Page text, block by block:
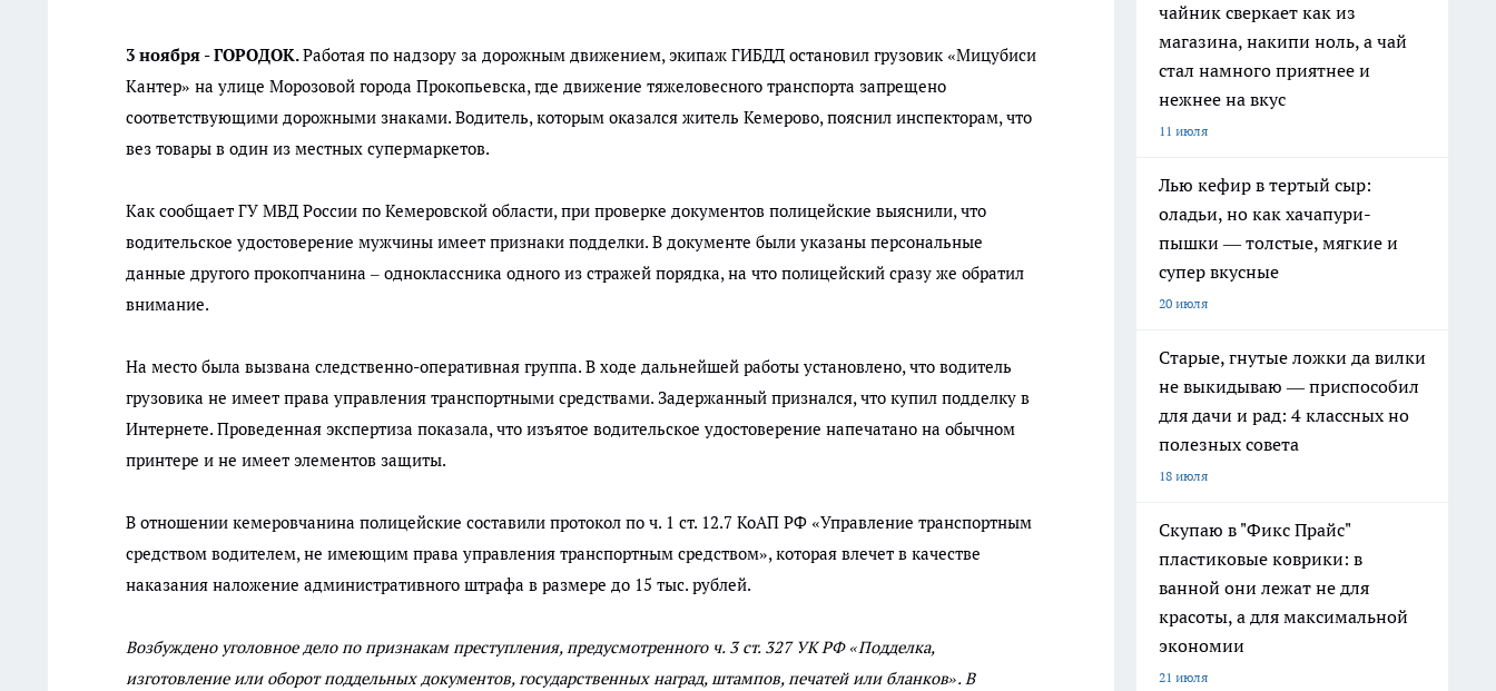
3 ноября - ГОРОДОК.Работая по надзору за дорожным движением, экипаж ГИБДД остановил грузовик «Мицубиси
Кантер» на улице Морозовой города Прокопьевска, где движение тяжеловесного транспорта запрещено
соответствующими дорожными знаками. Водитель, которым оказался житель Кемерово, пояснил инспекторам, что
вез товары в один из местных супермаркетов.
Как сообщает ГУ МВД России по Кемеровской области, при проверке документов полицейские выяснили, что
водительское удостоверение мужчины имеет признаки подделки. В документе были указаны персональные
данные другого прокопчанина – одноклассника одного из стражей порядка, на что полицейский сразу же обратил
внимание.
На место была вызвана следственно-оперативная группа. В ходе дальнейшей работы установлено, что водитель
грузовика не имеет права управления транспортными средствами. Задержанный признался, что купил подделку в
Интернете. Проведенная экспертиза показала, что изъятое водительское удостоверение напечатано на обычном
принтере и не имеет элементов защиты.
В отношении кемеровчанина полицейские составили протокол по ч. 1 ст. 12.7 КоАП РФ «Управление транспортным
средством водителем, не имеющим права управления транспортным средством», которая влечет в качестве
наказания наложение административного штрафа в размере до 15 тыс. рублей.
Возбуждено уголовное дело по признакам преступления, предусмотренного ч. 3 ст. 327 УК РФ «Подделка,
изготовление или оборот поддельных документов, государственных наград, штампов, печатей или бланков». В
чайник сверкает как из
магазина, накипи ноль, а чай
стал намного приятнее и
нежнее на вкус
11 июля
Лью кефир в тертый сыр:
оладьи, но как хачапури-
пышки — толстые, мягкие и
супер вкусные
20 июля
Старые, гнутые ложки да вилки
не выкидываю — приспособил
для дачи и рад: 4 классных но
полезных совета
18 июля
Скупаю в "Фикс Прайс"
пластиковые коврики: в
ванной они лежат не для
красоты, а для максимальной
экономии
21 июля